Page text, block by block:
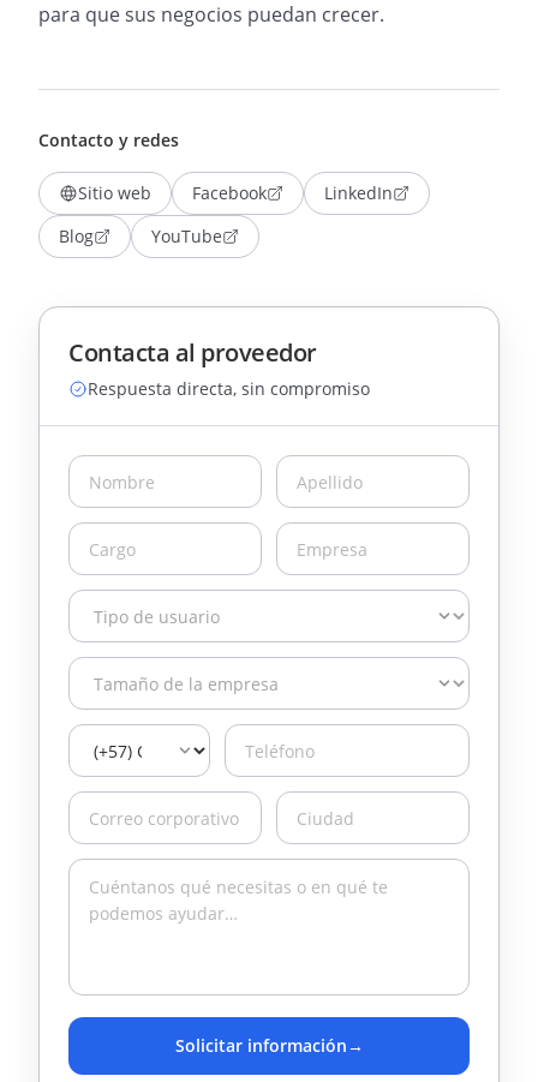
para que sus negocios puedan crecer.
Contacto y redes
Sitio web Facebook
LinkedIn
Blog
YouTube
Contacta al proveedor
Respuesta directa, sin compromiso
Solicitar información→